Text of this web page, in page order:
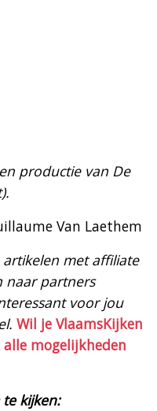
productie van De
Van Laethem
met affiliate
naar partners
voor jou
Wil je VlaamsKijken
mogelijkheden
kijken: